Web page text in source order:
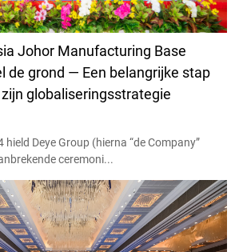
Johor Manufacturing Base
de grond — Een belangrijke stap
globaliseringsstrategie
Deye Group (hierna “de Company”
ceremoni...